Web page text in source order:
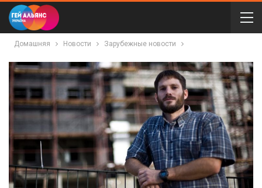
Домашняя Новости Зарубежные новости